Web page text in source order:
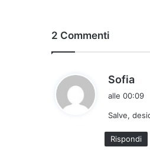
2 Commenti
Sofia
e
t
t
alle 00:09
Salve,
Rispondi